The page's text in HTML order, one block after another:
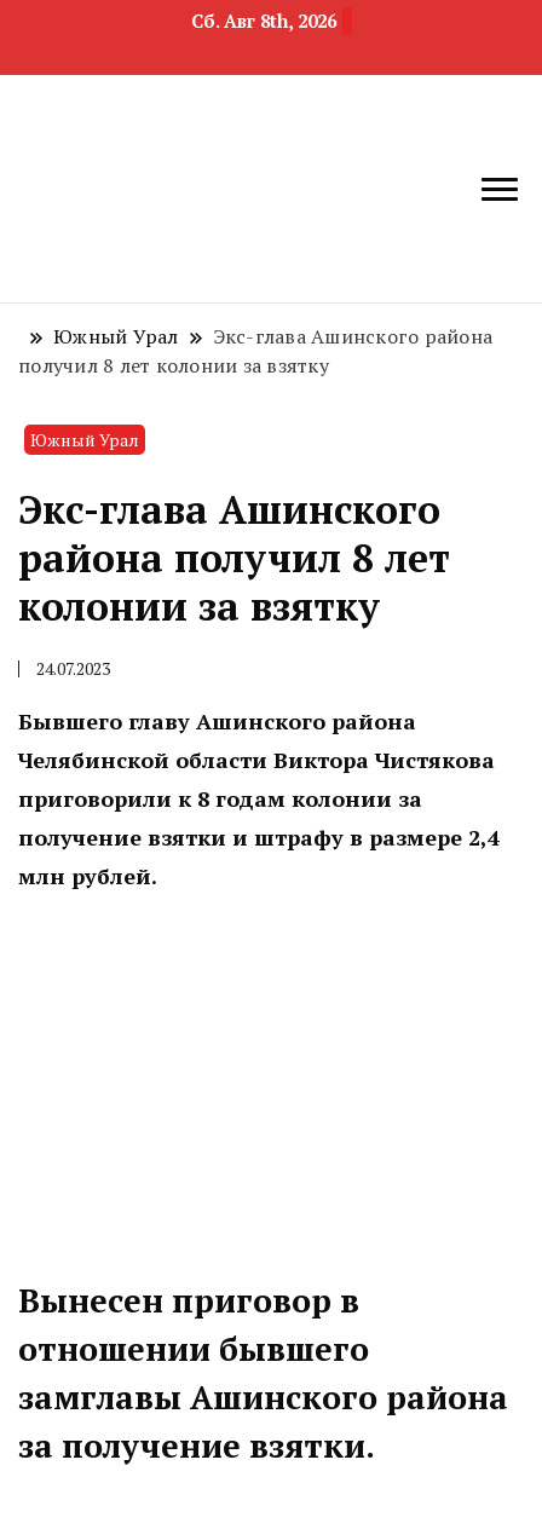
Сб. Авг 8th, 2026
область
недвижимости
Южный Урал
Экс-глава Ашинского района
получил 8 лет колонии за взятку
Южный Урал
Экс-глава Ашинского
района получил 8 лет
колонии за взятку
24.07.2023
Бывшего главу Ашинского района
Челябинской области Виктора Чистякова
приговорили к 8 годам колонии за
получение взятки и штрафу в размере 2,4
млн рублей.
Вынесен приговор в
отношении бывшего
замглавы Ашинского района
за получение взятки.